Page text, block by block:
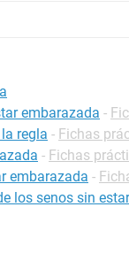
embarazada -
regla - Fichas
- Fichas
embarazada -
los senos sin